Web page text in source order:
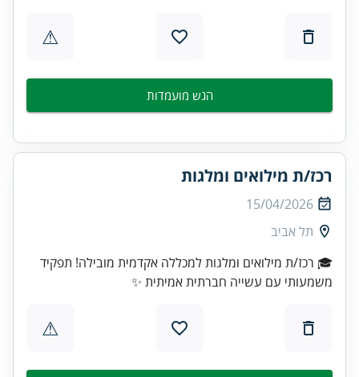
⚠
הגש מועמדות
רכז/ת מילואים ומלגות
15/04/2026
תל אביב
🎓 רכז/ת מילואים ומלגות למכללה אקדמית מובילה! תפקיד
משמעותי עם עשייה חברתית אמיתית ✨
⚠